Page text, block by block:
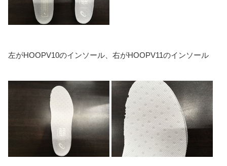
左がHOOPV10のインソール、右がHOOPV11のインソール